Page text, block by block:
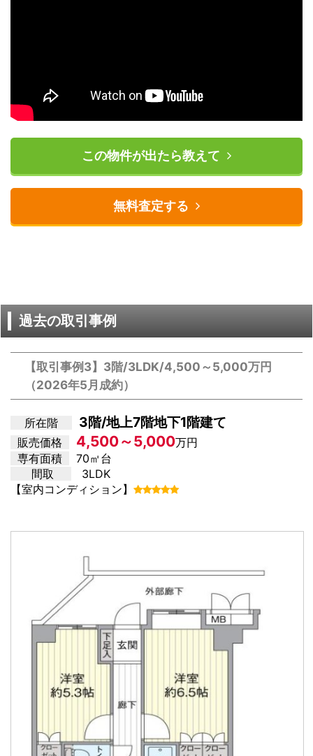
この物件が出たら教えて
無料査定する
過去の取引事例
【取引事例3】3階/3LDK/4,500～5,000万円
（2026年5月成約）
所在階 3階/地上7階地下1階建て
販売価格 4,500～5,000万円
専有面積
70㎡台
間取
3LDK
【室内コンディション】